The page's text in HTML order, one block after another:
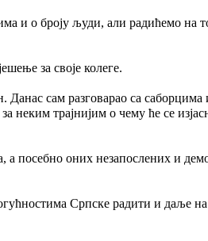
и о броју људи, али радићемо на
за своје колеге.
Данас сам разговарао са
неким трајнијим о чему ће се
а посебно оних незапослених и
Српске радити и даље